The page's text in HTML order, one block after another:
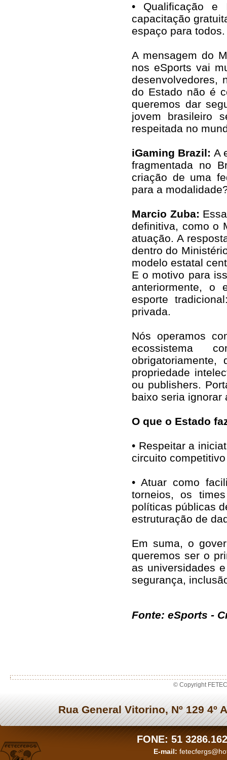
• Qualificação e
capacitação
espaço para todos.
A mensagem do
nos eSports vai
desenvolvedores,
do Estado não é
queremos dar
jovem brasileiro
respeitada no
iGaming Brazil:A
fragmentada no
criação de uma
para a
Marcio Zuba:
definitiva, como o
atuação. A
dentro do
modelo estatal
E o motivo para
anteriormente, o
esporte
privada.
Nós operamos
ecossistema
propriedade
ou publishers.
baixo seria ignorar
O que o Estado
• Respeitar a
circuito
• Atuar como
torneios, os
políticas públicas
estruturação de
Em suma, o
queremos ser o
as universidades
segurança,
Fonte: eSports -
© Copyright
Rua General Vitorino, Nº 129 4º
FONE: 51
E-mail: